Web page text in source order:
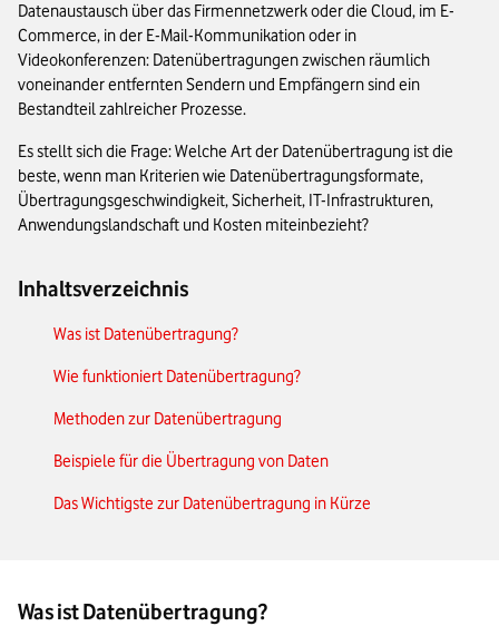
Datenaustausch über das Firmennetzwerk oder die Cloud, im E-
Commerce, in der E-Mail-Kommunikation oder in
Videokonferenzen: Datenübertragungen zwischen räumlich
voneinander entfernten Sendern und Empfängern sind ein
Bestandteil zahlreicher Prozesse.
Es stellt sich die Frage: Welche Art der Datenübertragung ist die
beste, wenn man Kriterien wie Datenübertragungsformate,
Übertragungsgeschwindigkeit, Sicherheit, IT-Infrastrukturen,
Anwendungslandschaft und Kosten miteinbezieht?
Inhaltsverzeichnis
Was ist Datenübertragung?
Wie funktioniert Datenübertragung?
Methoden zur Datenübertragung
Beispiele für die Übertragung von Daten
Das Wichtigste zur Datenübertragung in Kürze
Was ist Datenübertragung?